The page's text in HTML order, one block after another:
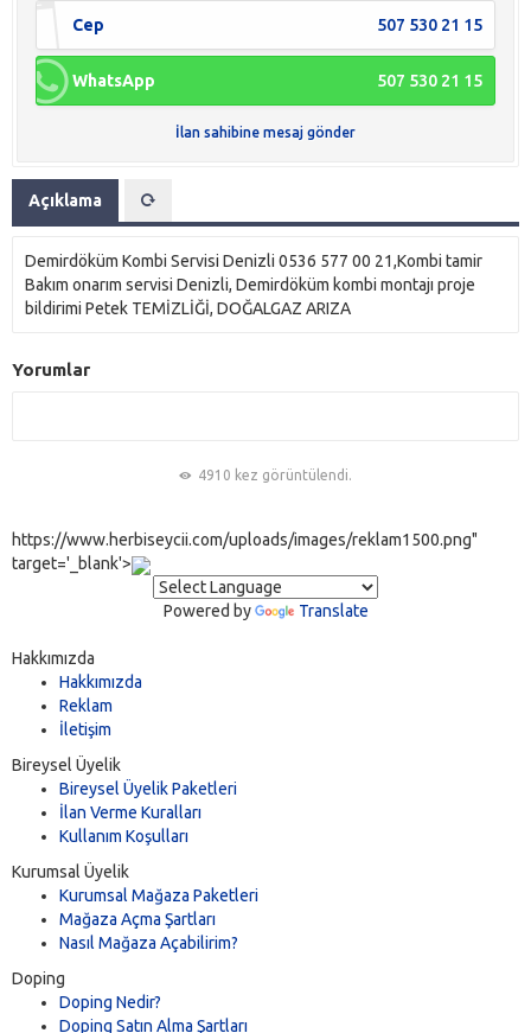
Cep 507 530 21 15
WhatsApp 507 530 21 15
İlan sahibine mesaj gönder
Açıklama
Demirdöküm Kombi Servisi Denizli 0536 577 00 21,Kombi tamir
Bakım onarım servisi Denizli, Demirdöküm kombi montajı proje
bildirimi Petek TEMİZLİĞİ, DOĞALGAZ ARIZA
Yorumlar
4910 kez görüntülendi.
https://www.herbiseycii.com/uploads/images/reklam1500.png"
target='_blank'>
Powered by Translate
Hakkımızda
Hakkımızda
Reklam
İletişim
Bireysel Üyelik
Bireysel Üyelik Paketleri
İlan Verme Kuralları
Kullanım Koşulları
Kurumsal Üyelik
Kurumsal Mağaza Paketleri
Mağaza Açma Şartları
Nasıl Mağaza Açabilirim?
Doping
Doping Nedir?
Doping Satın Alma Şartları